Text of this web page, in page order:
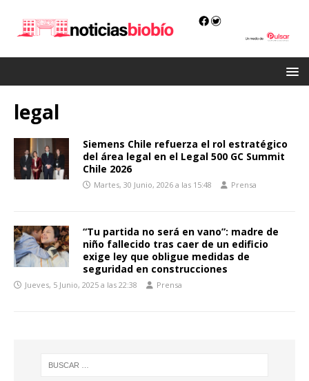
legal
Siemens Chile refuerza el rol estratégico
del área legal en el Legal 500 GC Summit
Chile 2026
Martes, 30 Junio, 2026 a las 15:48 Prensa
“Tu partida no será en vano”: madre de
niño fallecido tras caer de un edificio
exige ley que obligue medidas de
seguridad en construcciones
Jueves, 5 Junio, 2025 a las 22:38 Prensa